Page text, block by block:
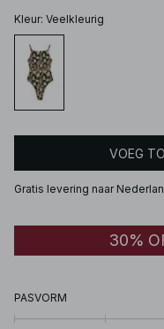
Kleur: Veelkleurig
VOEG
Gratis levering naar
30%
PASVORM